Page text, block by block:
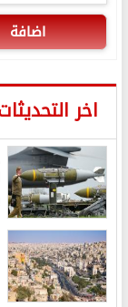
اضافة
اخر